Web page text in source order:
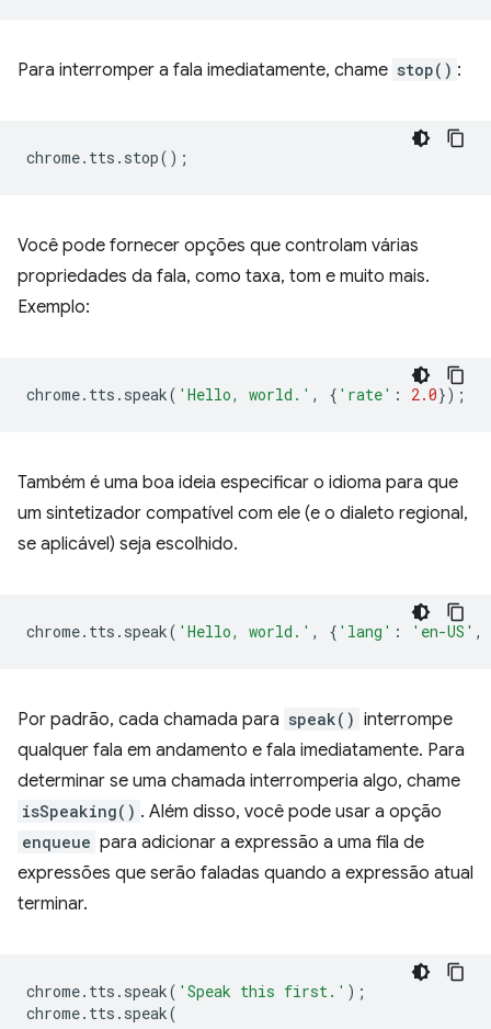
Para interromper a fala imediatamente, chame stop() :
chrome. tts . stop();
Você pode fornecer opções que controlam várias
propriedades da fala, como taxa, tom e muito mais.
Exemplo:
chrome. tts . speak( 'Hello, world.' , { 'rate' : 2.0});
Também é uma boa ideia especificar o idioma para que
um sintetizador compatível com ele (e o dialeto regional,
se aplicável) seja escolhido.
chrome. tts . speak( 'Hello, world.' , { 'lang' : 'en-US' ,
Por padrão, cada chamada para speak() interrompe
qualquer fala em andamento e fala imediatamente. Para
determinar se uma chamada interromperia algo, chame
isSpeaking() . Além disso, você pode usar a opção
enqueue para adicionar a expressão a uma fila de
expressões que serão faladas quando a expressão atual
terminar.
chrome. tts . speak( 'Speak this first.' );
chrome. tts . speak(